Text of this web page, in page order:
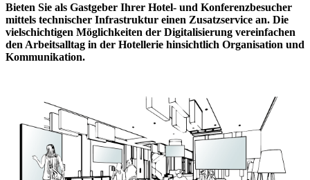
Bieten Sie als Gastgeber Ihrer Hotel- und Konferenzbesucher
mittels technischer Infrastruktur einen Zusatzservice an. Die
vielschichtigen Möglichkeiten der Digitalisierung vereinfachen
den Arbeitsalltag in der Hotellerie hinsichtlich Organisation und
Kommunikation.